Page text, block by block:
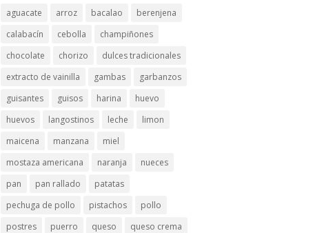
emisión
aguacate arroz bacalao
berenjena
calabacín
cebolla
champiñones
chocolate
chorizo
dulces tradicionales
extracto de vainilla
gambas
garbanzos
guisantes
guisos harina
huevo
huevos
langostinos leche
limon
maicena
manzana
miel
mostaza americana
naranja
nueces
pan
pan rallado
patatas
pechuga de pollo
pistachos
pollo
postres
puerro queso
queso crema